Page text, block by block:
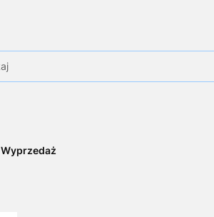
Wyprzedaż